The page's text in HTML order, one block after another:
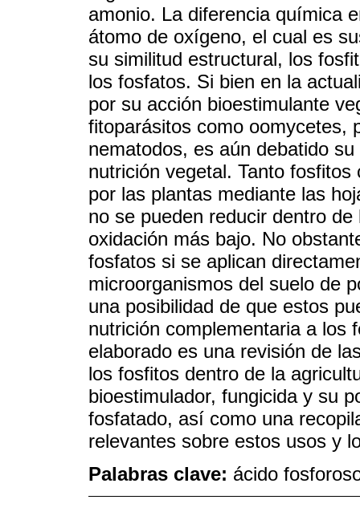
amonio. La diferencia química
átomo de oxígeno, el cual es
su similitud estructural, los
los fosfatos. Si bien en la
por su acción bioestimulante
fitoparásitos como oomycetes,
nematodos, es aún debatido
nutrición vegetal. Tanto
por las plantas mediante las
no se pueden reducir dentro
oxidación más bajo. No
fosfatos si se aplican
microorganismos del suelo de
una posibilidad de que estos
nutrición complementaria a los
elaborado es una revisión de
los fosfitos dentro de la
bioestimulador, fungicida y su
fosfatado, así como una
relevantes sobre estos usos y
Palabras clave: ácido